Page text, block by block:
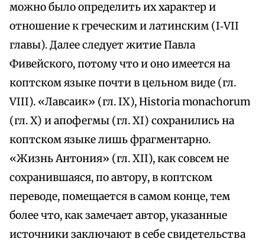
можно было определить их характер и
отношение к греческим и латинским (I‑VII
главы). Далее следует житие Павла
Фивейского, потому что и оно имеется на
коптском языке почти в цельном виде (гл.
VIII). «Лавсаик» (гл. IX), Historia monachorum
(гл. X) и апофегмы (гл. XI) сохранились на
коптском языке лишь фрагментарно.
«Жизнь Антония» (гл. XII), как совсем не
сохранившаяся, по автору, в коптском
переводе, помещается в самом конце, тем
более что, как замечает автор, указанные
источники заключают в себе свидетельства